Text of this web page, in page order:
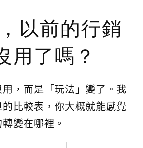
以前的行銷
用了嗎？
，而是「玩法」變了。我
比較表，你大概就能感覺
變在哪裡。